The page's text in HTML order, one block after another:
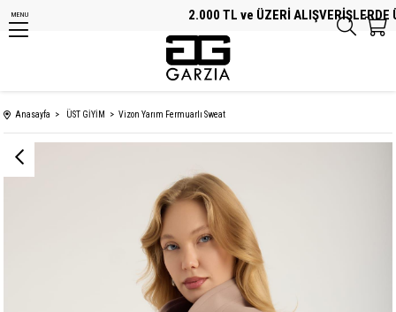
2.000 TL ve ÜZERİ ALIŞVERİŞLERDE
MENU
Anasayfa ÜST GİYİM Vizon Yarım Fermuarlı Sweat